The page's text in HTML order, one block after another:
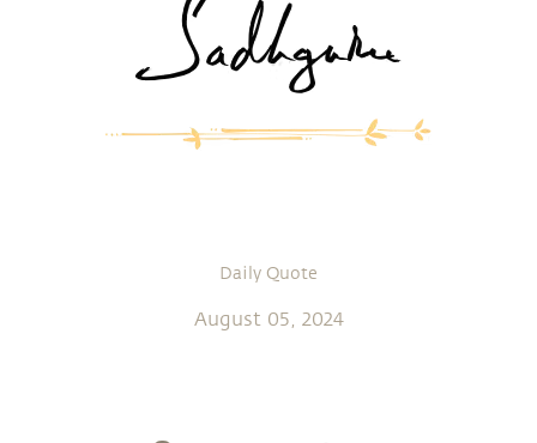
Daily Quote
August 05, 2024